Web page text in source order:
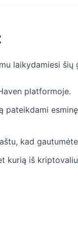
laikydamiesi šių
platformoje.
pateikdami
kad
kurią iš